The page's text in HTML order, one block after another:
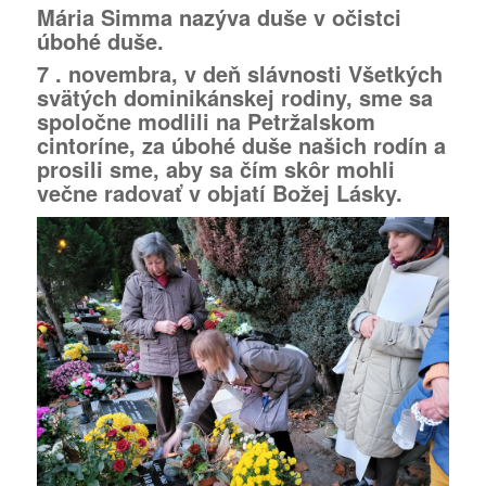
Mária Simma nazýva duše v očistci
úbohé duše.
7 . novembra, v deň slávnosti Všetkých
svätých dominikánskej rodiny, sme sa
spoločne modlili na Petržalskom
cintoríne, za úbohé duše našich rodín a
prosili sme, aby sa čím skôr mohli
večne radovať v objatí Božej Lásky.